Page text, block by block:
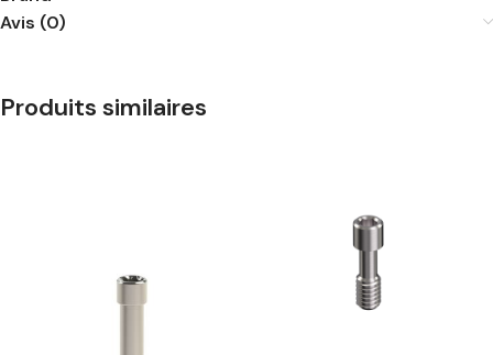
Avis (0)
Produits similaires